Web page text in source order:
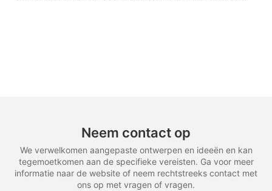
Neem contact op
We verwelkomen aangepaste ontwerpen en ideeën en kan
tegemoetkomen aan de specifieke vereisten. Ga voor meer
informatie naar de website of neem rechtstreeks contact met
ons op met vragen of vragen.